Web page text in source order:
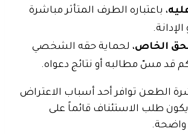
، باعتباره الطرف المتأثر مباشرة
الخاص، لحماية حقه الشخصي
قد مسّ مطالبه أو نتائج دعواه.
الطعن توافر أحد أسباب الاعتراض
يكون طلب الاستئناف قائماً على
واضحة.